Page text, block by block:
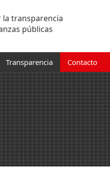
transparencia
públicas
Transparencia Contacto